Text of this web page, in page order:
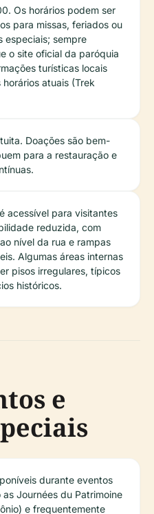
Os horários podem ser
para missas, feriados ou
especiais; sempre
o site oficial da paróquia
turísticas locais
horários atuais (Trek
Doações são bem-
para a restauração e
acessível para visitantes
reduzida, com
nível da rua e rampas
Algumas áreas internas
pisos irregulares, típicos
históricos.
e
durante eventos
Journées du Patrimoine
e frequentemente